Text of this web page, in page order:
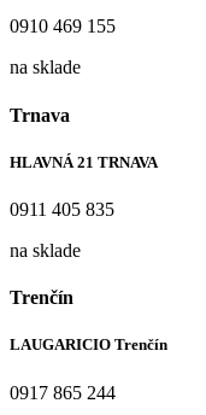
0910 469 155
na sklade
Trnava
HLAVNÁ 21 TRNAVA
0911 405 835
na sklade
Trenčín
LAUGARICIO Trenčín
0917 865 244